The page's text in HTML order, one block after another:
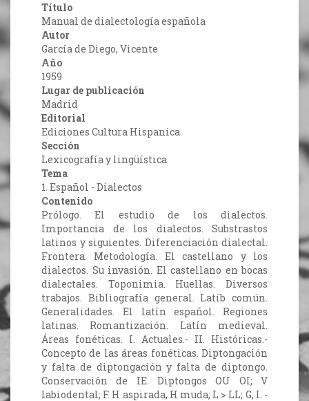
Título
Manual de dialectología española
Autor
García de Diego, Vicente
Año
1959
Lugar de publicación
Madrid
Editorial
Ediciones Cultura Hispanica
Sección
Lexicografía y lingüística
Tema
1. Español - Dialectos
Contenido
Prólogo. El estudio de los dialectos.
Importancia de los dialectos. Substrastos
latinos y siguientes. Diferenciación dialectal.
Frontera. Metodología. El castellano y los
dialectos. Su invasión. El castellano en bocas
dialectales. Toponimia. Huellas. Diversos
trabajos. Bibliografía general. Latíb común.
Generalidades. El latín español. Regiones
latinas. Romantización. Latín medieval.
Áreas fonéticas. I. Actuales.- II. Históricas.-
Concepto de las áreas fonéticas. Diptongación
y falta de diptongación y falta de diptongo.
Conservación de IE. Diptongos OU OI; V
labiodental; F. H aspirada, H muda; L > LL; G, I. -